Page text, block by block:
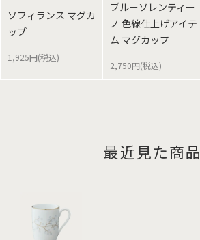
ソフィランス マグカ
ップ
1,925円(税込)
ブルーソレンティー
ノ 色線仕上げアイテ
ム マグカップ
2,750円(税込)
最近見た商品